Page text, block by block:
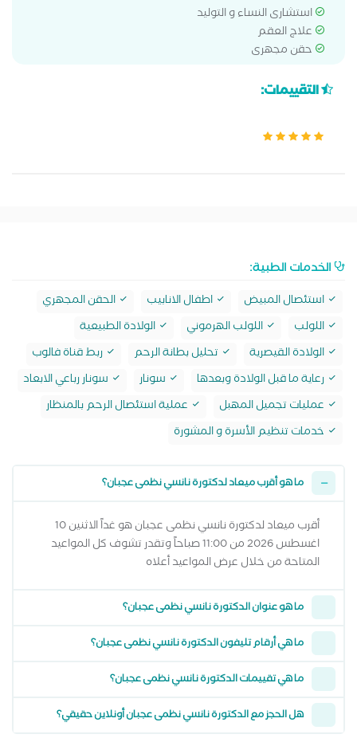
استشارى النساء و التوليد
علاج العقم
حقن مجهرى
التقييمات:
الخدمات الطبية:
استئصال المبيض اطفال الانابيب
الحقن المجهري
اللولب
اللولب الهرموني
الولادة الطبيعية
الولادة القيصرية
تحليل بطانة الرحم
ربط قناة فالوب
رعاية ما قبل الولادة وبعدها
سونار
سونار رباعي الابعاد
عمليات تجميل المهبل
عملية استئصال الرحم بالمنظار
خدمات تنظيم الأسرة و المشورة
ما هو أقرب ميعاد لدكتورة نانسي نظمى عجبان؟
أقرب ميعاد لدكتورة نانسي نظمى عجبان هو غداً الاثنين 10
اغسطس 2026 من 11:00 صباحاً وتقدر تشوف كل المواعيد
المتاحة من خلال عرض المواعيد أعلاه
ما هو عنوان الدكتورة نانسي نظمى عجبان؟
ما هي أرقام تليفون الدكتورة نانسي نظمى عجبان؟
ما هي تقييمات الدكتورة نانسي نظمى عجبان؟
هل الحجز مع الدكتورة نانسي نظمى عجبان أونلاين حقيقي؟